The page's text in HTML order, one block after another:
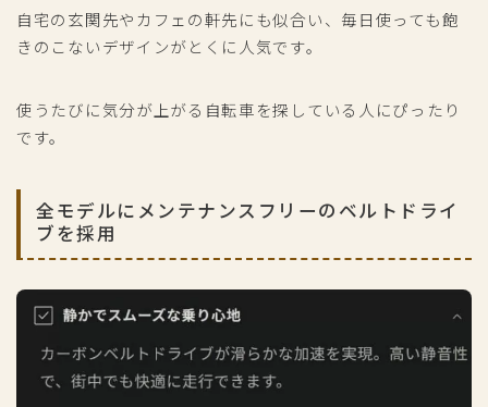
自宅の玄関先やカフェの軒先にも似合い、毎日使っても飽
きのこないデザインがとくに人気です。
使うたびに気分が上がる自転車を探している人にぴったり
です。
全モデルにメンテナンスフリーのベルトドライ
ブを採用